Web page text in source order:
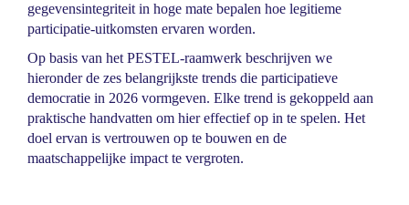
gegevensintegriteit in hoge mate bepalen hoe legitieme
participatie-uitkomsten ervaren worden.
Op basis van het PESTEL-raamwerk beschrijven we
hieronder de zes belangrijkste trends die participatieve
democratie in 2026 vormgeven. Elke trend is gekoppeld aan
praktische handvatten om hier effectief op in te spelen. Het
doel ervan is vertrouwen op te bouwen en de
maatschappelijke impact te vergroten.